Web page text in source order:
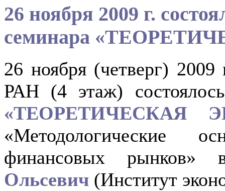
26 ноября 2009 г.
семинара
26 ноября (четверг)
РАН (4 этаж)
«ТЕОРЕТИЧЕСКАЯ
«Методологические
финансовых рынков»
Ольсевич (Институт